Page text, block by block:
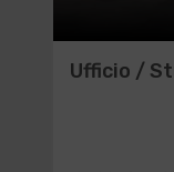
Ufficio /